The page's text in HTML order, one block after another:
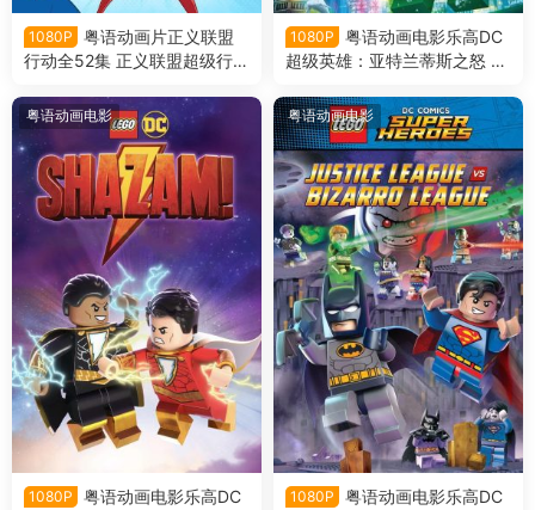
1080P
粤语动画片正义联盟
行动全52集 正义联盟超级行动
1080P
粤语动画电影乐高DC
超级英雄：亚特兰蒂斯之怒 乐
兰提斯之怒粤语版
粤语动画电影
1080P
粤语动画电影乐高DC
粤语动画电影
1080P
粤语动画电影乐高DC